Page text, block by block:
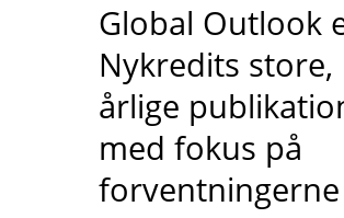
Global Outlook
Nykredits store,
årlige
med fokus på